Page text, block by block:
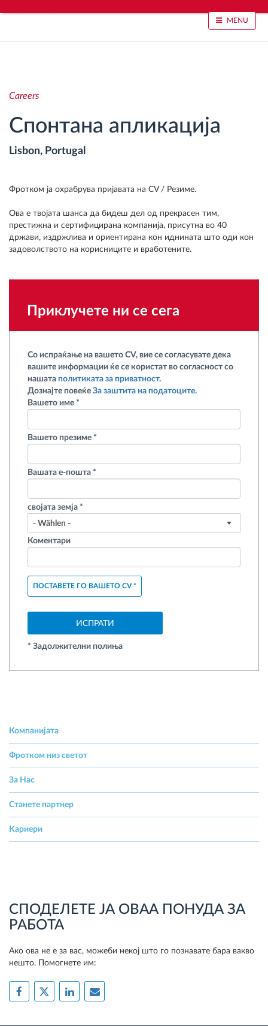
MENU
Следење на времетраењето на возењето
Управување со работната сила
Далечинско преземање тахографски датотеки
Контрола на пристап
Управување со горивото
Планирање и следење на рутите
Откријте ги сите можности
Како ја решаваме
Калкулатор за заштеди
Careers
Спонтана апликација
Lisbon, Portugal
Фротком ја охрабрува пријавата на CV / Резиме.
Ова е твојата шанса да бидеш дел од прекрасен тим,
престижна и сертифицирана компанија, присутна во 40
држави, издржлива и ориентирана кон иднината што оди кон
задоволството на корисниците и вработените.
Приклучете ни се сега
Со испраќање на вашето CV, вие се согласувате дека
вашите информации ќе се користат во согласност со
нашата политиката за приватност.
Дознајте повеќе За заштита на податоците.
Вашето име *
Вашето презиме *
Вашата е-пошта *
својата земја *
- Wählen -
Коментари
ПОСТАВЕТЕ ГО ВАШЕТО CV*
ИСПРАТИ
* Задолжителни полиња
Компанијата
Фротком низ светот
За Hас
Станете партнер
Кариери
СПОДЕЛЕТЕ ЈА ОВАА ПОНУДА ЗА
РАБОТА
Ако ова не е за вас, можеби некој што го познавате бара вакво
нешто. Помогнете им: